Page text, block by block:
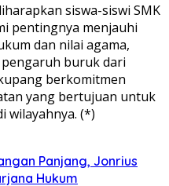
siswa-siswi SMK
pentingnya menjauhi
dan nilai agama,
buruk dari
berkomitmen
yang bertujuan untuk
wilayahnya. (*)
Panjang, Jonrius
Hukum